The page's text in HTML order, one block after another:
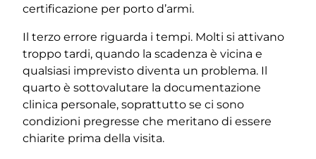
certificazione per porto d’armi.
Il terzo errore riguarda i tempi. Molti si attivano
troppo tardi, quando la scadenza è vicina e
qualsiasi imprevisto diventa un problema. Il
quarto è sottovalutare la documentazione
clinica personale, soprattutto se ci sono
condizioni pregresse che meritano di essere
chiarite prima della visita.